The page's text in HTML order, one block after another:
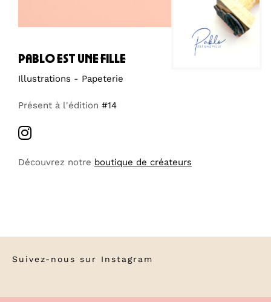
pablo est une fille
Illustrations - Papeterie
Présent à l'édition #14
Découvrez notre boutique de créateurs
Suivez-nous sur Instagram